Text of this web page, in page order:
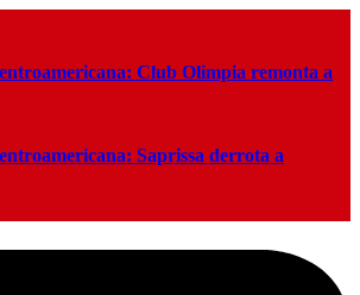
Club Olimpia remonta a
Saprissa derrota a